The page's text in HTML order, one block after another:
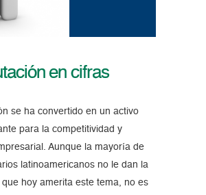
en cifras
se ha convertido en un activo
para la competitividad y
Aunque la mayoría de
latinoamericanos no le dan la
que hoy amerita este tema, no es